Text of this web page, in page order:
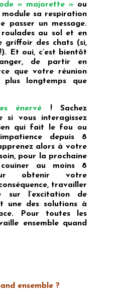
« majorette » ou
sa respiration
passer un message.
au sol et en
griffoir des chats (si,
Et oui, c’est bientôt
de partir en
que votre réunion
longtemps que
énervé ! Sachez
si vous interagissez
qui fait le fou ou
depuis 8
alors à votre
pour la prochaine
au moins 8
obtenir votre
travailler
sur l’excitation de
une des solutions à
Pour toutes les
ensemble quand
ensemble ?